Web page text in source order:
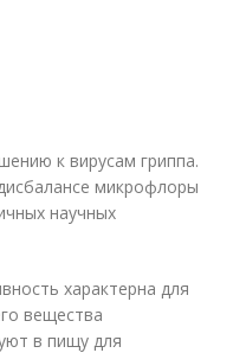
к вирусам гриппа.
микрофлоры
научных
характерна для
вещества
в пищу для